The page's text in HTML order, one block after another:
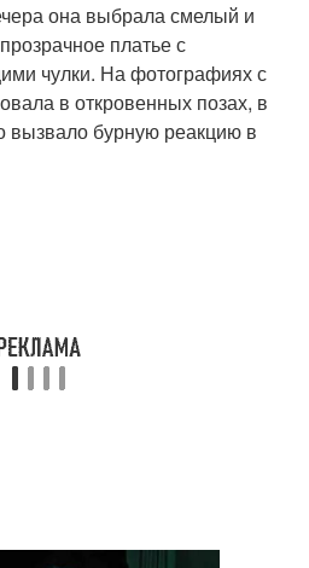
она выбрала смелый и
платье с
чулки. На фотографиях с
в откровенных позах, в
вызвало бурную реакцию в